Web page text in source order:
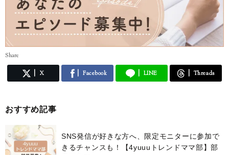
Share
X Facebook LINE Threads
おすすめ記事
SNS発信が好きな方へ、限定モニターに参加で
きるチャンスも！【4yuuuトレンドママ部】部